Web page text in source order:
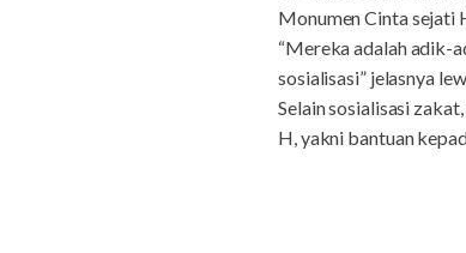
Monumen Cinta sejati
“Mereka adalah adik-
sosialisasi” jelasnya
Selain sosialisasi
H, yakni bantuan